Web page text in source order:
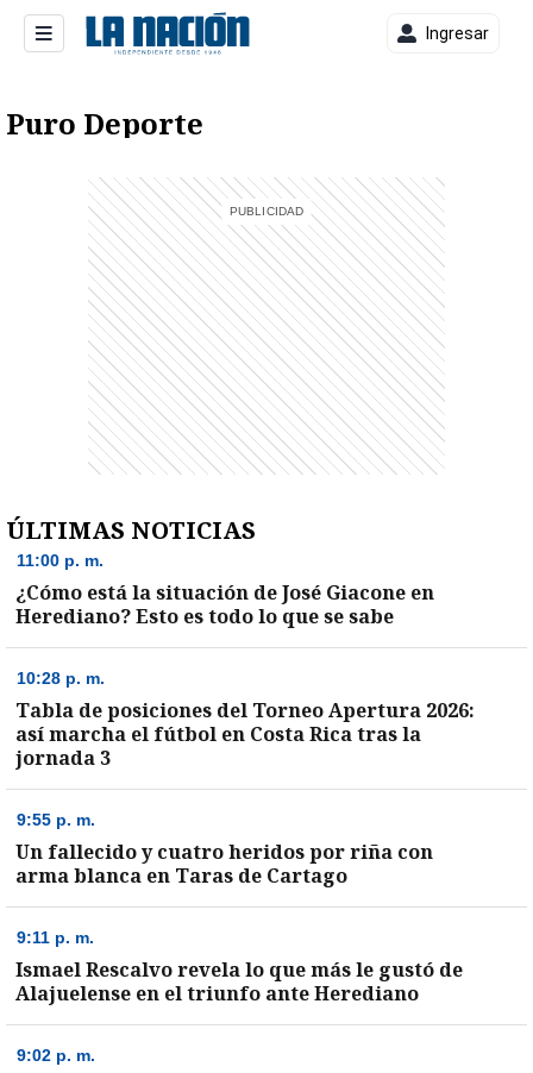
Ingresar
Puro Deporte
ÚLTIMAS NOTICIAS
11:00 p. m.
¿Cómo está la situación de José Giacone en
Herediano? Esto es todo lo que se sabe
10:28 p. m.
Tabla de posiciones del Torneo Apertura 2026:
así marcha el fútbol en Costa Rica tras la
jornada 3
9:55 p. m.
Un fallecido y cuatro heridos por riña con
arma blanca en Taras de Cartago
9:11 p. m.
Ismael Rescalvo revela lo que más le gustó de
Alajuelense en el triunfo ante Herediano
9:02 p. m.